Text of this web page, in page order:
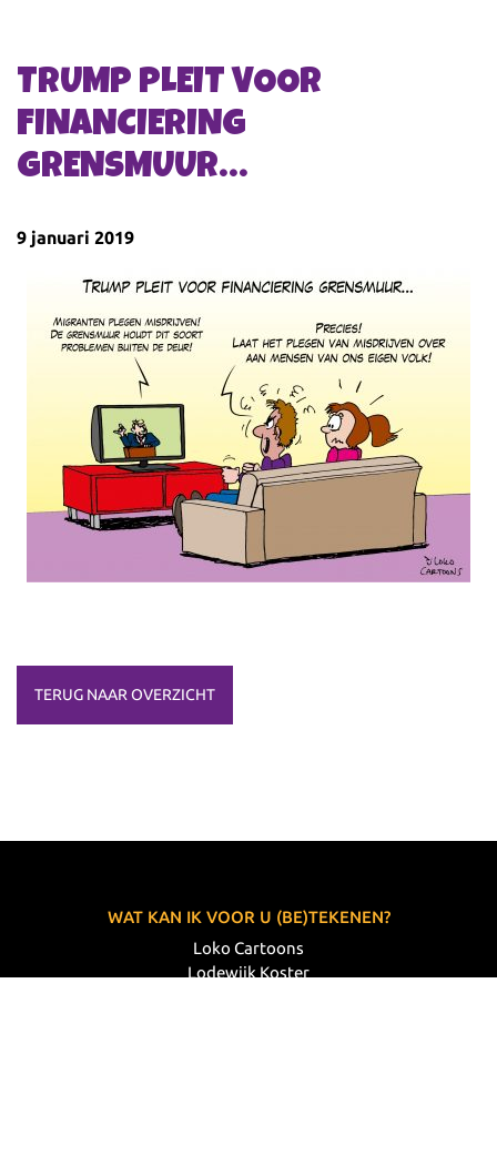
TRUMP PLEIT VOOR
FINANCIERING
GRENSMUUR…
9 januari 2019
TERUG NAAR OVERZICHT
WAT KAN IK VOOR U (BE)TEKENEN?
Loko Cartoons
Lodewijk Koster